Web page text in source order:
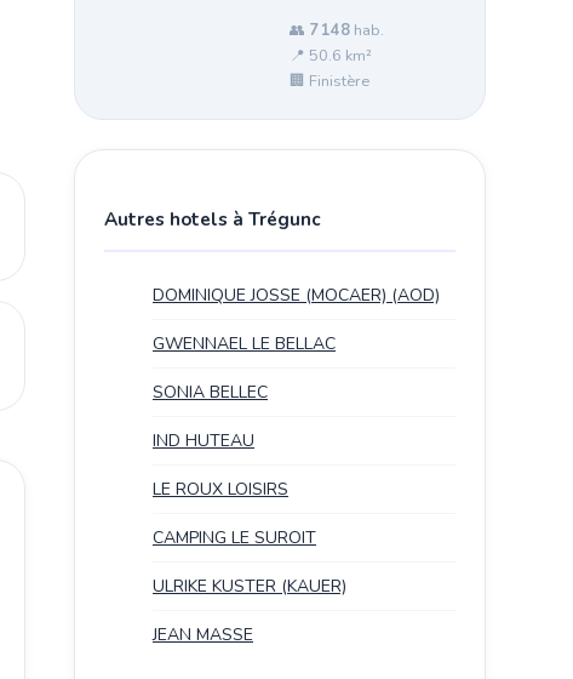
👥 7 148 hab.
📍 50.6 km²
🏢 Finistère
Autres hotels à Trégunc
DOMINIQUE JOSSE (MOCAER) (AOD)
GWENNAEL LE BELLAC
SONIA BELLEC
IND HUTEAU
LE ROUX LOISIRS
CAMPING LE SUROIT
ULRIKE KUSTER (KAUER)
JEAN MASSE